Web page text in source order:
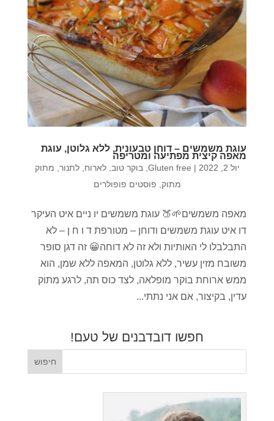
עוגת משמשים – דוחן טבעונית, ללא גלוטן, עוגת
מאפה קיצית מפתיעה ומטריפה
יול 2, 2022 |
Gluten free בוקר טוב ,לארוח ,לתנור מתוק
מתוק פוסטים פופולרים
מאפה משמשים🌱🍑 עוגת משמשים יו ניים איט העיקר
דו איט עוגת משמשים ודוחן – מטורפת ד ו ח ן – לא
התבלבלו לי האותיות ולא זה לא דוחה😀 זה דגן סופר
משובח מזין עשיר, ללא גלוטן, המאפה ללא שמן, הוא
ממש ארוחת בוקר מופלאה, לצד כוס תה, לרגע מתוק
עדין, בקיצור, אם אני נתתי...
חפשו דובדבנים של טעם!